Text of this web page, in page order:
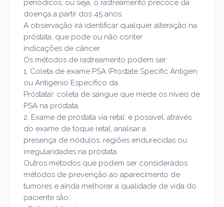
periódicos, ou seja, o rastreamento precoce da
doença a partir dos 45 anos.
A observação irá identificar qualquer alteração na
próstata, que pode ou não conter
indicações de câncer.
Os métodos de rastreamento podem ser:
1. Coleta de exame PSA (Prostate Specific Antigen
ou Antigénio Específico da
Próstata): coleta de sangue que mede os níveis de
PSA na próstata
2. Exame de próstata via retal: é possível, através
do exame de toque retal, analisar a
presença de nódulos, regiões endurecidas ou
irregularidades na próstata.
Outros métodos que podem ser considerados
métodos de prevenção ao aparecimento de
tumores e ainda melhorar a qualidade de vida do
paciente são: